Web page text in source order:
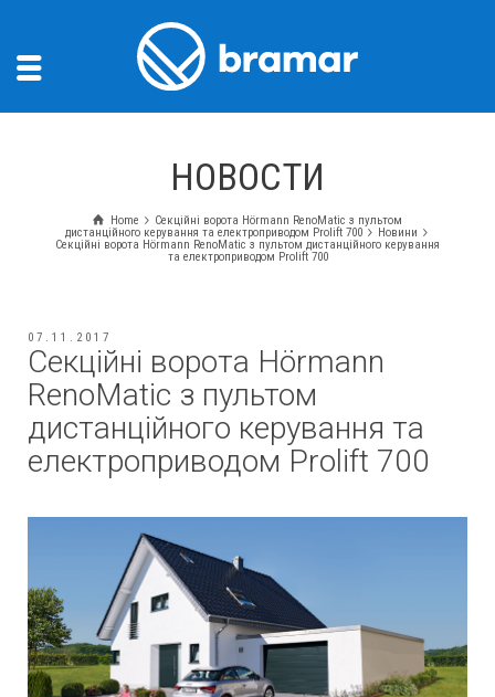
НОВОСТИ
Home
Секційні ворота Hörmann RenoMatic з пультом
дистанційного керування та електроприводом Prolift 700
Новини
Секційні ворота Hörmann RenoMatic з пультом дистанційного керування
та електроприводом Prolift 700
07.11.2017
Секційні ворота Hörmann
RenoMatic з пультом
дистанційного керування та
електроприводом Prolift 700